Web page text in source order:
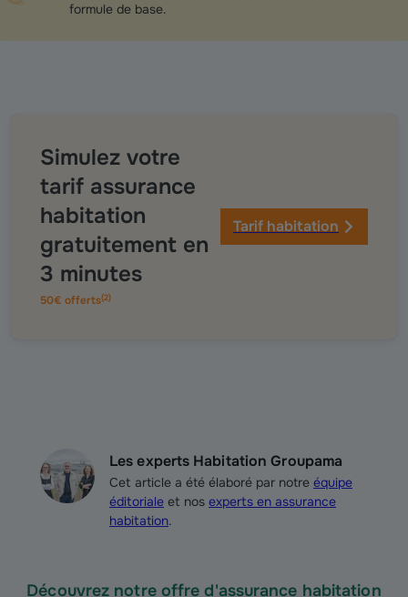
formule de base.
Simulez votre
tarif assurance
habitation
gratuitement en
3 minutes
50€ offerts(2)
Tarif habitation
Les experts Habitation Groupama
Cet article a été élaboré par notre équipe
éditoriale et nos experts en assurance
habitation.
Découvrez notre offre d'assurance habitation